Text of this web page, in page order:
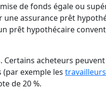
de fonds égale ou
assurance prêt
prêt hypothécaire
acheteurs
exemple les
de 20 %.